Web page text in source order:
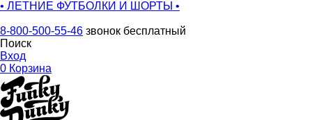
• ЛЕТНИЕ ФУТБОЛКИ И ШОРТЫ •
8-800-500-55-46 звонок бесплатный
Поиск
Вход
0 Корзина